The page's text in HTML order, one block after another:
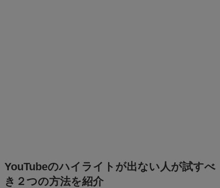
YouTubeのハイライトが出ない人が試すべ
き２つの方法を紹介